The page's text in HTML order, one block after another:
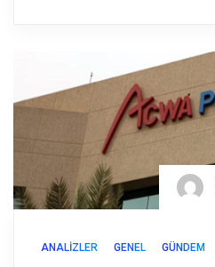
ANALIZLER GENEL GÜNDEM